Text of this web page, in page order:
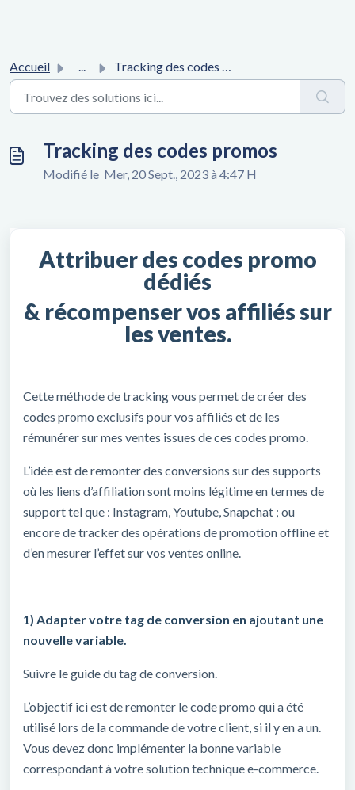
Accueil ... Tracking des codes promos
Tracking des codes promos
Modifié le Mer, 20 Sept., 2023 à 4:47 H
Attribuer des codes promo
dédiés
& récompenser vos affiliés sur
les ventes.
Cette méthode de tracking vous permet de créer des
codes promo exclusifs pour vos affiliés et de les
rémunérer sur mes ventes issues de ces codes promo.
L’idée est de remonter des conversions sur des supports
où les liens d’affiliation sont moins légitime en termes de
support tel que : Instagram, Youtube, Snapchat ; ou
encore de tracker des opérations de promotion offline et
d’en mesurer l’effet sur vos ventes online.
1) Adapter votre tag de conversion en ajoutant une
nouvelle variable.
Suivre le guide du tag de conversion.
L’objectif ici est de remonter le code promo qui a été
utilisé lors de la commande de votre client, si il y en a un.
Vous devez donc implémenter la bonne variable
correspondant à votre solution technique e-commerce.